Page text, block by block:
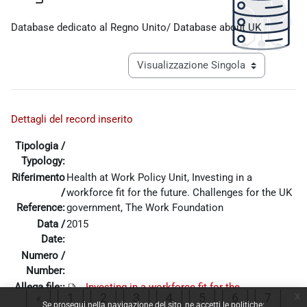
Se prosegui nella navigazione del sito, ne accetti le politiche:
Database dedicato al Regno Unito/ Database about UK
Navigazione terziaria modalità
Dettagli del record inserito
Tipologia /
Typology:
Riferimento
/
Reference:
Health at Work Policy Unit, Investing in a
workforce fit for the future. Challenges for the UK
government, The Work Foundation
Data /
Date:
2015
Numero /
Number:
Allega file::
Investing in a workforce fit for the
future_2015.pdf
Pagina precedente
Pagina 1Pagina 2
3 Pagina 3
4Pagina 4Pagina 5Pagina 6